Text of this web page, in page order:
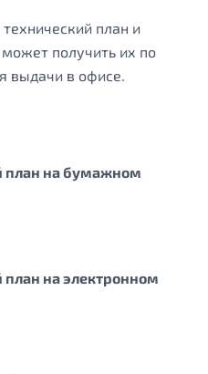
план и
получить их по
выдачи в офисе.
план на бумажном
план на электронном